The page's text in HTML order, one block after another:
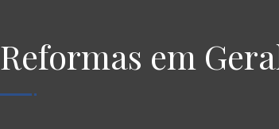
Reformas em